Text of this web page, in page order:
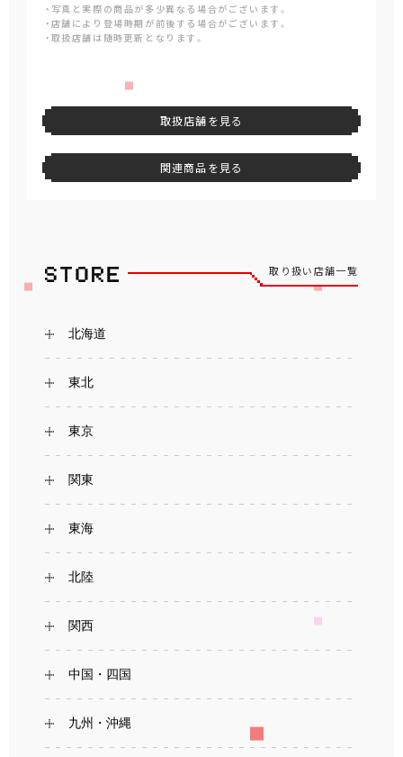
・写真と実際の商品が多少異なる場合がございます。
・店舗により登場時期が前後する場合がございます。
・取扱店舗は随時更新となります。
取扱店舗を見る
関連商品を見る
取り扱い店舗一覧
北海道
東北
東京
関東
東海
北陸
関西
中国・四国
九州・沖縄